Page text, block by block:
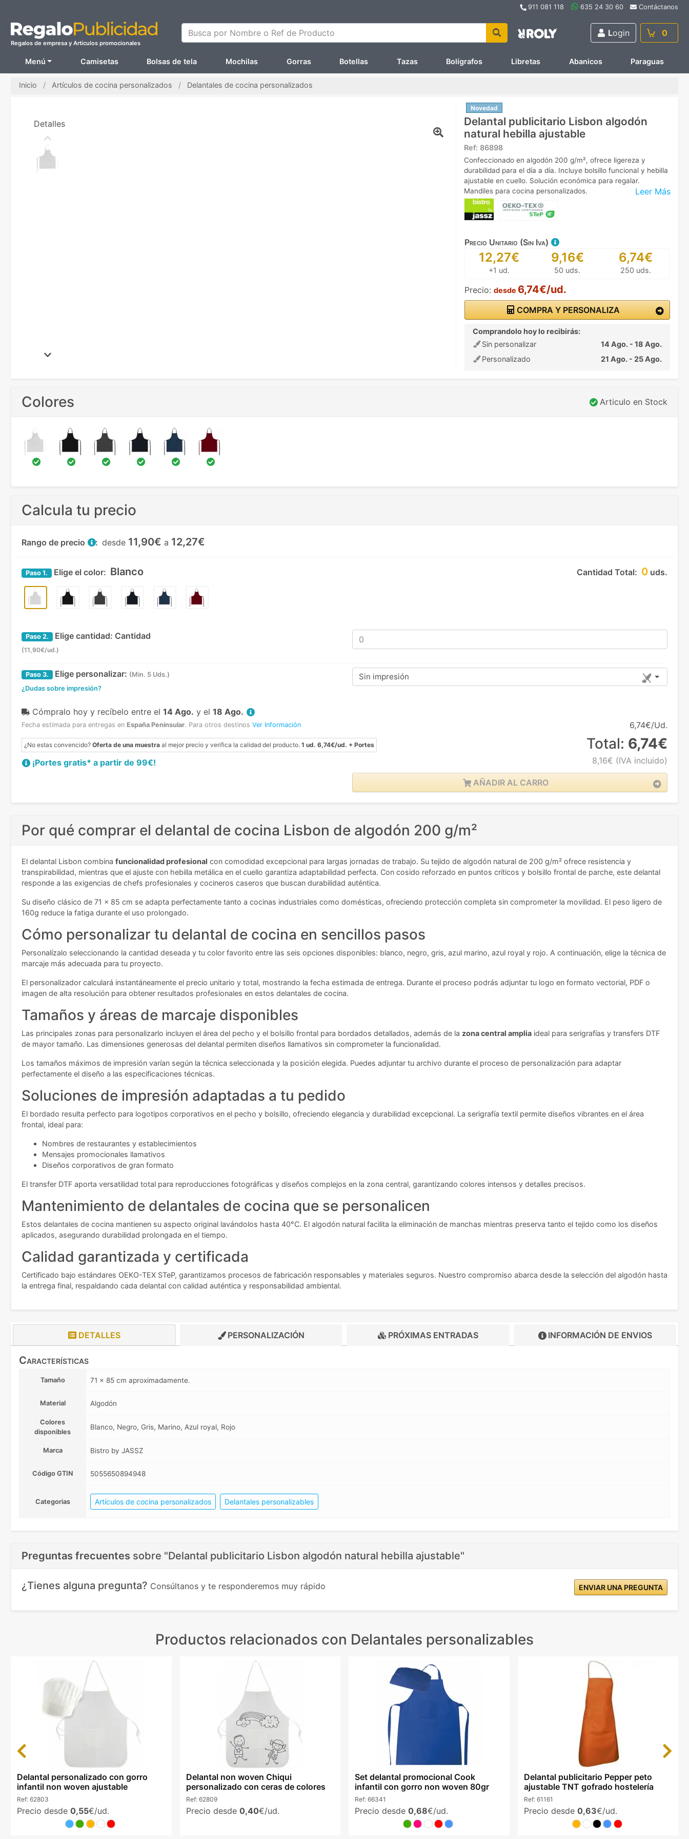
911 081 118 635 24 30 60 Contáctanos
Regalos de empresa y Artículos promocionales
Busca por Nombre o Ref de Producto Login 0
Menú Camisetas Bolsas de tela Mochilas Gorras Botellas Tazas Bolígrafos Libretas Abanicos Paraguas
Inicio Artículos de cocina personalizados Delantales de cocina personalizados
Novedad
Delantal publicitario Lisbon algodón
natural hebilla ajustable
Ref: 86898
Leer Más
Confeccionado en algodón 200 g/m², ofrece ligereza y
durabilidad para el día a día. Incluye bolsillo funcional y hebilla
ajustable en cuello. Solución económica para regalar.
Mandiles para cocina personalizados.
Precio Unitario (Sin Iva)
12,27€
+1 ud.
9,16€
50 uds.
6,74€
250 uds.
Precio: desde 6,74€/ud.
COMPRA Y PERSONALIZA
Comprandolo hoy lo recibirás:
Sin personalizar
14 Ago. - 18 Ago.
Personalizado
21 Ago. - 25 Ago.
Detalles
Colores Articulo en Stock
Calcula tu precio
Cantidad Total: 0 uds.
Rango de precio : desde 11,90€ a 12,27€
Paso 1. Elige el color: Blanco
Paso 2. Elige cantidad: Cantidad
(11,90€/ud.)
Paso 3. Elige personalizar: (Min. 5 Uds.)
¿Dudas sobre impresión?
Sin impresión
Cómpralo hoy y recíbelo entre el 14 Ago. y el 18 Ago.
Fecha estimada para entregas en España Peninsular. Para otros destinos Ver Información
¿No estas convencido? Oferta de una muestra al mejor precio y verifica la calidad del producto. 1 ud. 6,74€/ud. + Portes
¡Portes gratis* a partir de 99€!
6,74€/Ud.
Total: 6,74€
8,16€ (IVA incluido)
AÑADIR AL CARRO
Por qué comprar el delantal de cocina Lisbon de algodón 200 g/m²
El delantal Lisbon combina funcionalidad profesional con comodidad excepcional para largas jornadas de trabajo. Su tejido de algodón natural de 200 g/m² ofrece resistencia y
transpirabilidad, mientras que el ajuste con hebilla metálica en el cuello garantiza adaptabilidad perfecta. Con cosido reforzado en puntos críticos y bolsillo frontal de parche, este delantal
responde a las exigencias de chefs profesionales y cocineros caseros que buscan durabilidad auténtica.
Su diseño clásico de 71 x 85 cm se adapta perfectamente tanto a cocinas industriales como domésticas, ofreciendo protección completa sin comprometer la movilidad. El peso ligero de
160g reduce la fatiga durante el uso prolongado.
Cómo personalizar tu delantal de cocina en sencillos pasos
Personalízalo seleccionando la cantidad deseada y tu color favorito entre las seis opciones disponibles: blanco, negro, gris, azul marino, azul royal y rojo. A continuación, elige la técnica de
marcaje más adecuada para tu proyecto.
El personalizador calculará instantáneamente el precio unitario y total, mostrando la fecha estimada de entrega. Durante el proceso podrás adjuntar tu logo en formato vectorial, PDF o
imagen de alta resolución para obtener resultados profesionales en estos delantales de cocina.
Tamaños y áreas de marcaje disponibles
Las principales zonas para personalizarlo incluyen el área del pecho y el bolsillo frontal para bordados detallados, además de la zona central amplia ideal para serigrafías y transfers DTF
de mayor tamaño. Las dimensiones generosas del delantal permiten diseños llamativos sin comprometer la funcionalidad.
Los tamaños máximos de impresión varían según la técnica seleccionada y la posición elegida. Puedes adjuntar tu archivo durante el proceso de personalización para adaptar
perfectamente el diseño a las especificaciones técnicas.
Soluciones de impresión adaptadas a tu pedido
El bordado resulta perfecto para logotipos corporativos en el pecho y bolsillo, ofreciendo elegancia y durabilidad excepcional. La serigrafía textil permite diseños vibrantes en el área
frontal, ideal para:
Nombres de restaurantes y establecimientos
Mensajes promocionales llamativos
Diseños corporativos de gran formato
El transfer DTF aporta versatilidad total para reproducciones fotográficas y diseños complejos en la zona central, garantizando colores intensos y detalles precisos.
Mantenimiento de delantales de cocina que se personalicen
Estos delantales de cocina mantienen su aspecto original lavándolos hasta 40°C. El algodón natural facilita la eliminación de manchas mientras preserva tanto el tejido como los diseños
aplicados, asegurando durabilidad prolongada en el tiempo.
Calidad garantizada y certificada
Certificado bajo estándares OEKO-TEX STeP, garantizamos procesos de fabricación responsables y materiales seguros. Nuestro compromiso abarca desde la selección del algodón hasta
la entrega final, respaldando cada delantal con calidad auténtica y responsabilidad ambiental.
DETALLES PERSONALIZACIÓN PRÓXIMAS ENTRADAS INFORMACIÓN DE ENVIOS
Características
Tamaño 71 x 85 cm aproximadamente.
Material Algodón
Colores
disponibles
Blanco, Negro, Gris, Marino, Azul royal, Rojo
Marca Bistro by JASSZ
Código GTIN 5055650894948
Categorias Artículos de cocina personalizados Delantales personalizables
Preguntas frecuentes sobre "Delantal publicitario Lisbon algodón natural hebilla ajustable"
¿Tienes alguna pregunta? Consúltanos y te responderemos muy rápido ENVIAR UNA PREGUNTA
Productos relacionados con Delantales personalizables
Delantal personalizado con gorro
infantil non woven ajustable
Ref: 62803
Precio desde 0,55€/ud.
Delantal non woven Chiqui
personalizado con ceras de colores
Ref: 62809
Precio desde 0,40€/ud.
Set delantal promocional Cook
infantil con gorro non woven 80gr
Ref: 66341
Precio desde 0,68€/ud.
Delantal publicitario Pepper peto
ajustable TNT gofrado hostelería
Ref: 61161
Precio desde 0,63€/ud.
Previous Next